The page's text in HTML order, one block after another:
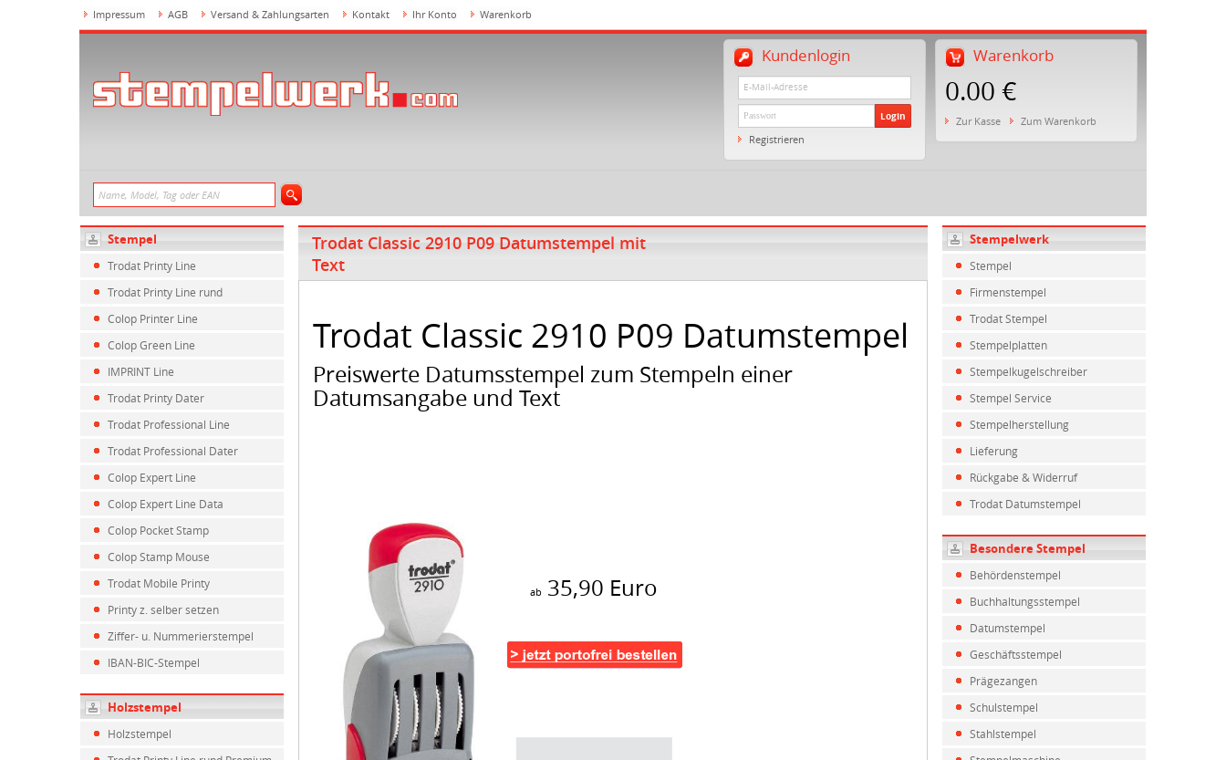
Impressum AGB Versand & Zahlungsarten Kontakt Ihr Konto Warenkorb
Warenkorb
0.00 €
Zur Kasse Zum Warenkorb
Kundenlogin
Login
Registrieren
Stempel
Trodat Printy Line
Trodat Printy Line rund
Colop Printer Line
Colop Green Line
IMPRINT Line
Trodat Printy Dater
Trodat Professional Line
Trodat Professional Dater
Colop Expert Line
Colop Expert Line Data
Colop Pocket Stamp
Colop Stamp Mouse
Trodat Mobile Printy
Printy z. selber setzen
Ziffer- u. Nummerierstempel
IBAN-BIC-Stempel
Holzstempel
Holzstempel
Trodat Classic 2910 P09 Datumstempel mit
Text
Trodat Classic 2910 P09 Datumstempel
Preiswerte Datumsstempel zum Stempeln einer
Datumsangabe und Text
ab 35,90 Euro
Stempelwerk
Stempel
Firmenstempel
Trodat Stempel
Stempelplatten
Stempelkugelschreiber
Stempel Service
Stempelherstellung
Lieferung
Rückgabe & Widerruf
Trodat Datumstempel
Besondere Stempel
Behördenstempel
Buchhaltungsstempel
Datumstempel
Geschäftsstempel
Prägezangen
Schulstempel
Stahlstempel